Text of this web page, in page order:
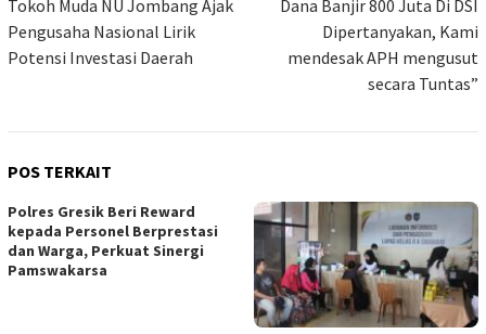
Tokoh Muda NU Jombang Ajak
Pengusaha Nasional Lirik
Potensi Investasi Daerah
Dana Banjir 800 Juta Di DSI
Dipertanyakan, Kami
mendesak APH mengusut
secara Tuntas”
POS TERKAIT
Polres Gresik Beri Reward
kepada Personel Berprestasi
dan Warga, Perkuat Sinergi
Pamswakarsa